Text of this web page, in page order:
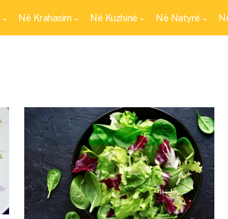
Në Krahasim Në Kuzhinë Në Natyrë